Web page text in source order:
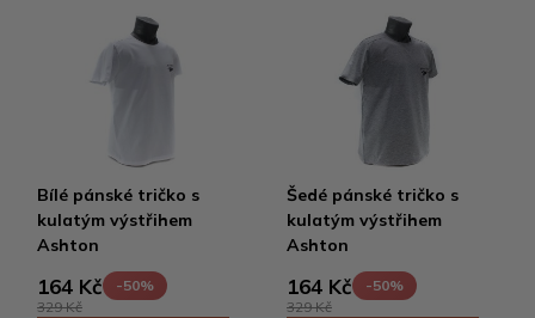
Bílé pánské tričko s
kulatým výstřihem
Ashton
164 Kč
-50%
329 Kč
Šedé pánské tričko s
kulatým výstřihem
Ashton
164 Kč
-50%
329 Kč